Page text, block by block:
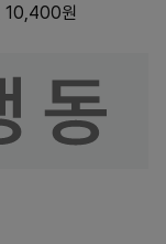
10,400원